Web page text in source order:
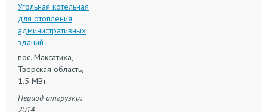
Угольная котельная
для отопления
административных
зданий
пос. Максатиха,
Тверская область,
1.5 МВт
Период отгрузки:
2014